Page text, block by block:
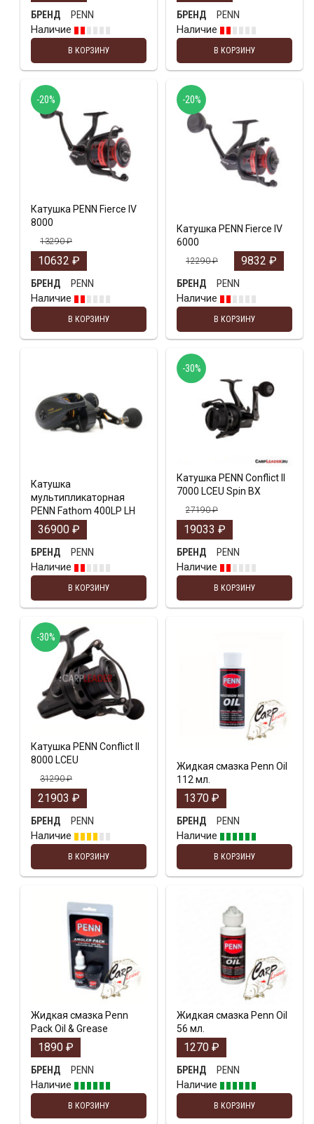
БРЕНД
PENN
Наличие
В КОРЗИНУ
БРЕНД
PENN
Наличие
В КОРЗИНУ
Катушка PENN Fierce IV
8000
13290₽
10632 ₽
БРЕНД
PENN
Наличие
В КОРЗИНУ
-20%
Катушка PENN Fierce IV
6000
12290₽ 9832 ₽
БРЕНД
PENN
Наличие
В КОРЗИНУ
-20%
Катушка
мультипликаторная
PENN Fathom 400LP LH
36900 ₽
БРЕНД
PENN
Наличие
В КОРЗИНУ
Катушка PENN Conflict II
7000 LCEU Spin BX
27190₽
19033 ₽
БРЕНД
PENN
Наличие
В КОРЗИНУ
-30%
Катушка PENN Conflict II
8000 LCEU
31290₽
21903 ₽
БРЕНД
PENN
Наличие
В КОРЗИНУ
-30%
Жидкая смазка Penn Oil
112 мл.
1370 ₽
БРЕНД
PENN
Наличие
В КОРЗИНУ
Жидкая смазка Penn
Pack Oil & Grease
1890 ₽
БРЕНД
PENN
Наличие
В КОРЗИНУ
Жидкая смазка Penn Oil
56 мл.
1270 ₽
БРЕНД
PENN
Наличие
В КОРЗИНУ